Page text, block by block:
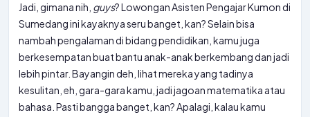
Jadi, gimana nih, guys? Lowongan Asisten Pengajar Kumon di
Sumedang ini kayaknya seru banget, kan? Selain bisa
nambah pengalaman di bidang pendidikan, kamu juga
berkesempatan buat bantu anak-anak berkembang dan jadi
lebih pintar. Bayangin deh, lihat mereka yang tadinya
kesulitan, eh, gara-gara kamu, jadi jagoan matematika atau
bahasa. Pasti bangga banget, kan? Apalagi, kalau kamu